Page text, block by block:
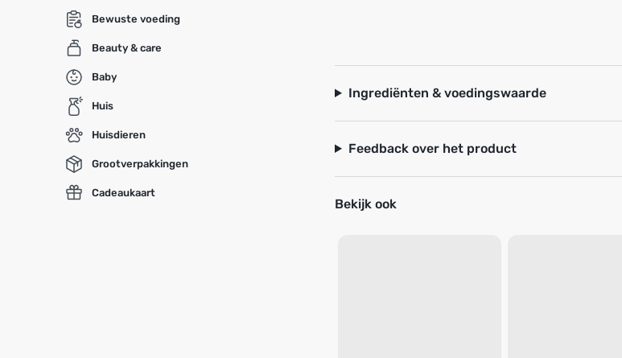
Bewuste voeding
Beauty & care
Baby
Huis
Huisdieren
Grootverpakkingen
Cadeaukaart
Ingrediënten & voedingswaarde
Feedback over het product
Bekijk ook